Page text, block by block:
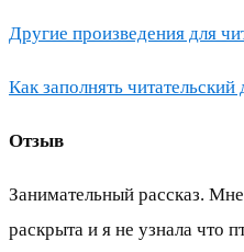
Другие произведения для
Как заполнять
Отзыв
Занимательный рассказ.
раскрыта и я не узнала что